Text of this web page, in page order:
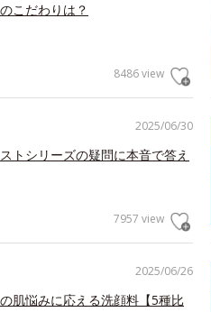
こだわりは？
8486 view
2025/06/30
トシリーズの疑問に本音で答え
7957 view
2025/06/26
肌悩みに応える洗顔料【5種比